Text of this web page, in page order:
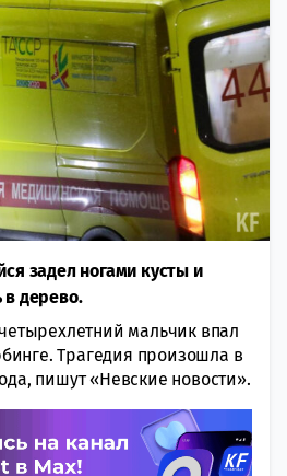
задел ногами кусты и
в дерево.
мальчик впал
Трагедия произошла в
пишут «Невские новости».